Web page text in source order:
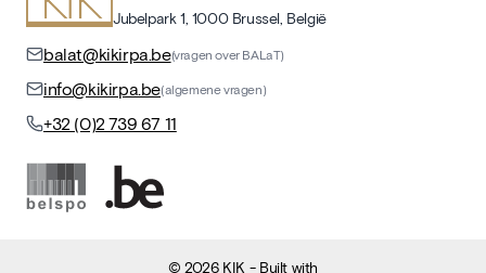
Jubelpark 1, 1000 Brussel, België
balat@kikirpa.be(vragen over BALaT)
info@kikirpa.be(algemene vragen)
+32 (0)2 739 67 11
©2026 KIK - Built with